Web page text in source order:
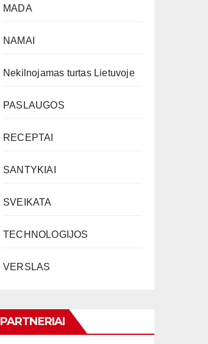
MADA
NAMAI
Nekilnojamas turtas Lietuvoje
PASLAUGOS
RECEPTAI
SANTYKIAI
SVEIKATA
TECHNOLOGIJOS
VERSLAS
PARTNERIAI